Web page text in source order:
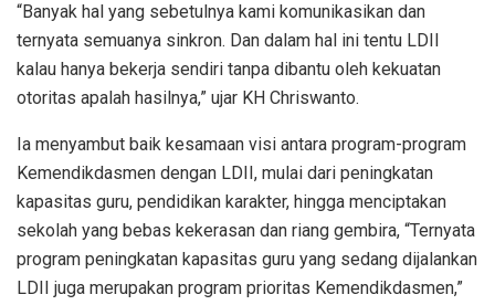
“Banyak hal yang sebetulnya kami komunikasikan dan
ternyata semuanya sinkron. Dan dalam hal ini tentu LDII
kalau hanya bekerja sendiri tanpa dibantu oleh kekuatan
otoritas apalah hasilnya,” ujar KH Chriswanto.
Ia menyambut baik kesamaan visi antara program-program
Kemendikdasmen dengan LDII, mulai dari peningkatan
kapasitas guru, pendidikan karakter, hingga menciptakan
sekolah yang bebas kekerasan dan riang gembira, “Ternyata
program peningkatan kapasitas guru yang sedang dijalankan
LDII juga merupakan program prioritas Kemendikdasmen,”